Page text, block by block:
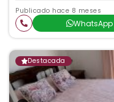
Publicado hace 8 meses
WhatsApp
Destacada